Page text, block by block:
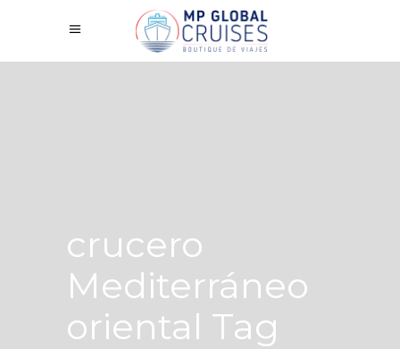
crucero
Mediterráneo
oriental Tag